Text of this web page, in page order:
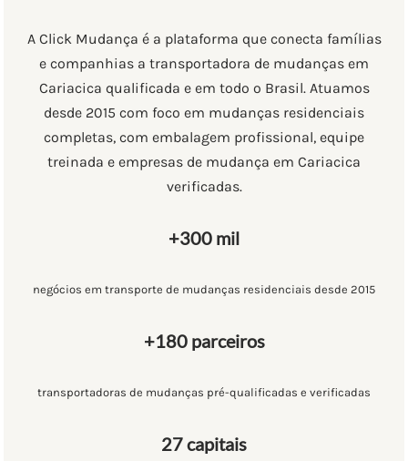
A Click Mudança é a plataforma que conecta famílias
e companhias a transportadora de mudanças em
Cariacica qualificada e em todo o Brasil. Atuamos
desde 2015 com foco em mudanças residenciais
completas, com embalagem profissional, equipe
treinada e empresas de mudança em Cariacica
verificadas.
+300 mil
negócios em transporte de mudanças residenciais desde 2015
+180 parceiros
transportadoras de mudanças pré-qualificadas e verificadas
27 capitais